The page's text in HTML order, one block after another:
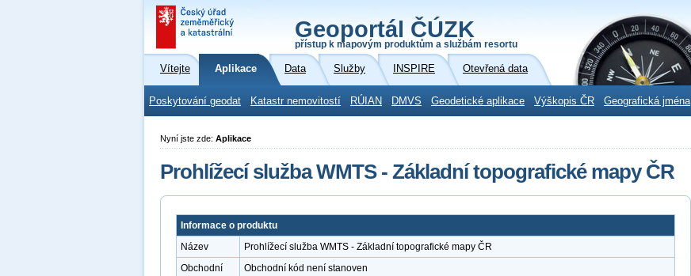
Geoportál ČÚZK
přístup k mapovým produktům a službám resortu
Vítejte Aplikace Data Služby INSPIRE Otevřená data
Poskytování geodat Katastr nemovitostí RÚIAN DMVS Geodetické aplikace Výškopis ČR Geografická jména
Nyní jste zde: Aplikace
Prohlížecí služba WMTS - Základní topografické mapy ČR
Informace o produktu
Název
Prohlížecí služba WMTS - Základní topografické mapy ČR
Obchodní
Obchodní kód není stanoven